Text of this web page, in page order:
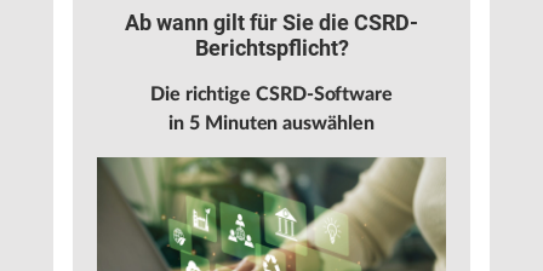
Ab wann gilt für Sie die CSRD-
Berichtspflicht?
Die richtige CSRD-Software
in 5 Minuten auswählen